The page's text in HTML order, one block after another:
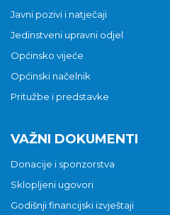
Javni pozivi i natječaji
Jedinstveni upravni odjel
Općinsko vijeće
Općinski načelnik
Pritužbe i predstavke
VAŽNI DOKUMENTI
Donacije i sponzorstva
Sklopljeni ugovori
Godišnji financijski izvještaji